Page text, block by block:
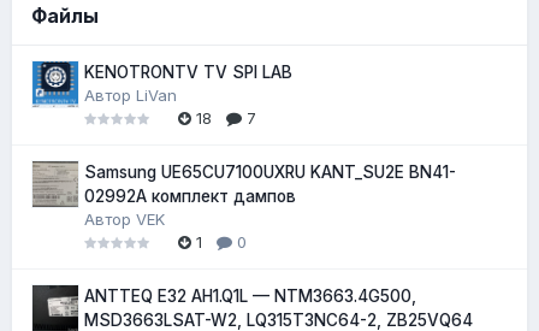
Файлы
KENOTRONTV TV SPI LAB
Автор LiVan
18
7
Samsung UE65CU7100UXRU KANT_SU2E BN41-
02992A комплект дампов
Автор VEK
1
0
ANTTEQ E32 AH1.Q1L — NTM3663.4G500,
MSD3663LSAT-W2, LQ315T3NC64-2, ZB25VQ64